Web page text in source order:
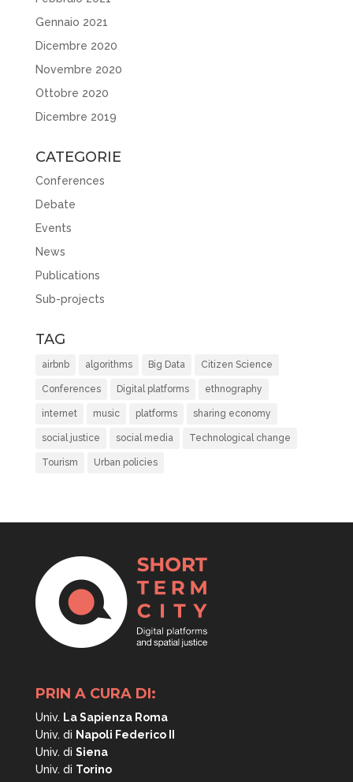
Gennaio 2021
Dicembre 2020
Novembre 2020
Ottobre 2020
Dicembre 2019
CATEGORIE
Conferences
Debate
Events
News
Publications
Sub-projects
TAG
airbnb algorithms Big Data Citizen Science
Conferences Digital platforms ethnography
internet music platforms sharing economy
social justice social media Technological change
Tourism Urban policies
PRIN A CURA DI:
Univ. La Sapienza Roma
Univ. di Napoli Federico II
Univ. di Siena
Univ. di Torino